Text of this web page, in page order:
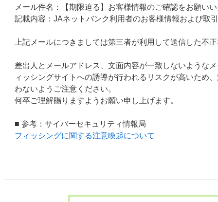
メール件名：【期限迫る】お客様情報のご確認をお願い
記載内容：JAネットバンク利用者のお客様情報および取
上記メールにつきましては第三者が利用して送信した不
差出人とメールアドレス、文面内容が一致しないような
ィッシングサイトへの誘導が行われるリスクが高いため
わないようご注意ください。
何卒ご理解賜りますようお願い申し上げます。
■ 参考：サイバーセキュリティ情報局
フィッシングに関する注意喚起について